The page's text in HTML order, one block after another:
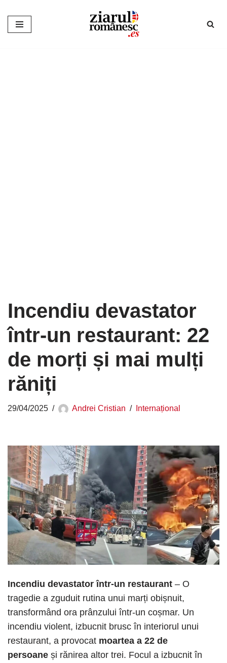
Sari
Incendiu devastator
într-un restaurant: 22
de morți și mai mulți
răniți
29/04/2025 Andrei Cristian Internațional
Incendiu devastator într-un restaurant – O
tragedie a zguduit rutina unui marți obișnuit,
transformând ora prânzului într-un coșmar. Un
incendiu violent, izbucnit brusc în interiorul unui
restaurant, a provocat moartea a 22 de
persoane și rănirea altor trei. Focul a izbucnit în